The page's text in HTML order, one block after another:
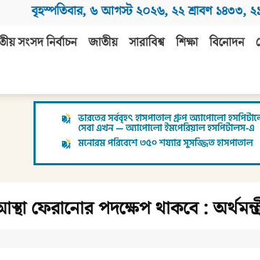
বৃহস্পতিবার, ৬ আগস্ট ২০২৬, ২২ শ্রাবণ ১৪৩৩,
সংসদ নির্বাচন জাতীয় সারাবিশ্ব শিক্ষা বিনোদন
ফেরানোর পদক্ষেপ থাকবে :